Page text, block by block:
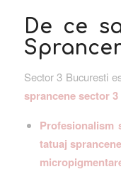
De ce
Sector 3 Bucuresti
sprancene sector 3
Profesionalism
tatuaj